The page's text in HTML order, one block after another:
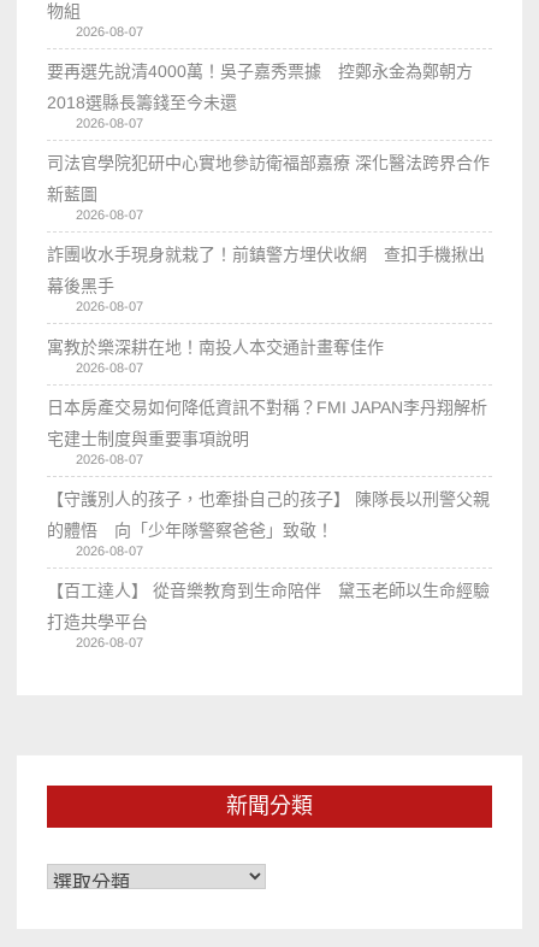
物組
2026-08-07
要再選先說清4000萬！吳子嘉秀票據 控鄭永金為鄭朝方
2018選縣長籌錢至今未還
2026-08-07
司法官學院犯研中心實地參訪衛福部嘉療 深化醫法跨界合作
新藍圖
2026-08-07
詐團收水手現身就栽了！前鎮警方埋伏收網 查扣手機揪出
幕後黑手
2026-08-07
寓教於樂深耕在地！南投人本交通計畫奪佳作
2026-08-07
日本房產交易如何降低資訊不對稱？FMI JAPAN李丹翔解析
宅建士制度與重要事項說明
2026-08-07
【守護別人的孩子，也牽掛自己的孩子】 陳隊長以刑警父親
的體悟 向「少年隊警察爸爸」致敬！
2026-08-07
【百工達人】 從音樂教育到生命陪伴 黛玉老師以生命經驗
打造共學平台
2026-08-07
新聞分類
新